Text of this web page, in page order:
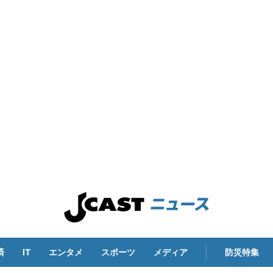
IT エンタメ スポーツ メディア 防災特集